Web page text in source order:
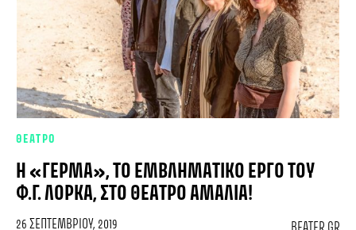
ΘΕΑΤΡΟ
Η «ΓΈΡΜΑ», ΤΟ ΕΜΒΛΗΜΑΤΙΚΌ ΈΡΓΟ ΤΟΥ
Φ.Γ. ΛΌΡΚΑ, ΣΤΟ ΘΈΑΤΡΟ ΑΜΑΛΊΑ!
26 ΣΕΠΤΕΜΒΡΊΟΥ, 2019